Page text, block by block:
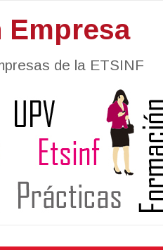
Empresa
de la ETSINF